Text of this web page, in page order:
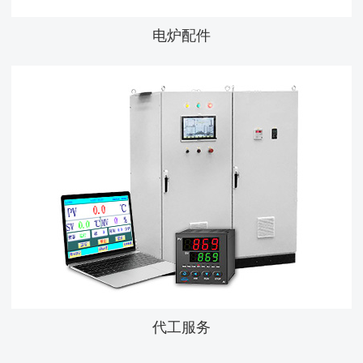
电炉配件
代工服务